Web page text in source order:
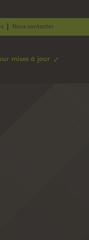
Nous contacter
mises à jour